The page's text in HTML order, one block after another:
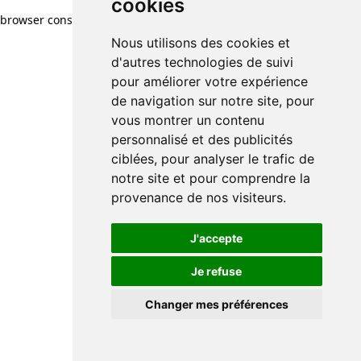
cookies
Nous utilisons des cookies et
d'autres technologies de suivi
pour améliorer votre expérience
de navigation sur notre site, pour
vous montrer un contenu
personnalisé et des publicités
ciblées, pour analyser le trafic de
notre site et pour comprendre la
provenance de nos visiteurs.
J'accepte
Je refuse
Changer mes préférences
browser console for more information)